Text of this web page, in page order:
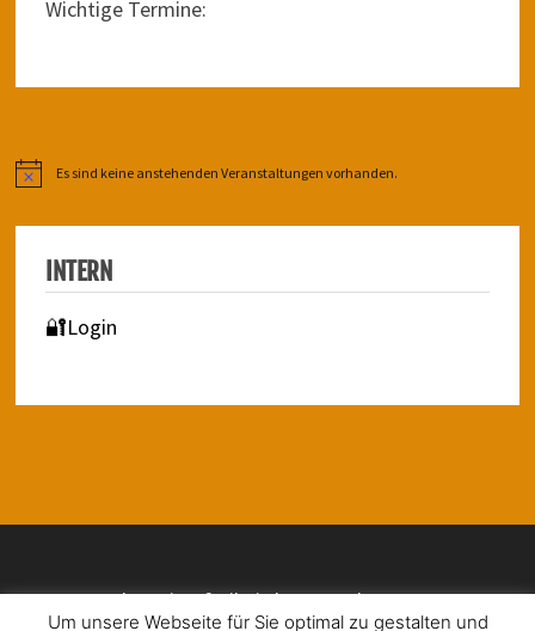
Wichtige Termine:
HinweisEs sind keine anstehenden Veranstaltungen vorhanden.
INTERN
🔐Login
Impressum | Barrierefreiheit | Datenschutz
Um unsere Webseite für Sie optimal zu gestalten und